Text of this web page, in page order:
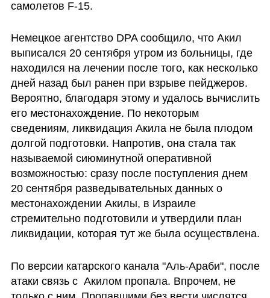
самолетов F-15.
Немецкое агентство DPA сообщило, что Акил
выписался 20 сентября утром из больницы, где
находился на лечении после того, как несколько
дней назад был ранен при взрыве пейджеров.
Вероятно, благодаря этому и удалось вычислить
его местонахождение. По некоторым
сведениям, ликвидация Акила не была плодом
долгой подготовки. Напротив, она стала так
называемой сиюминутной оперативной
возможностью: сразу после поступления днем
20 сентября разведывательных данных о
местонахождении Акилы, в Израиле
стремительно подготовили и утвердили план
ликвидации, которая тут же была осуществлена.
По версии катарского канала "Аль-Араби", после
атаки связь с  Акилом пропала. Впрочем, не